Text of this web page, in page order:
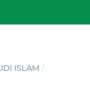
ISLAM /